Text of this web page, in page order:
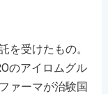
を受けたもの。
のアイロムグル
ァーマが治験国